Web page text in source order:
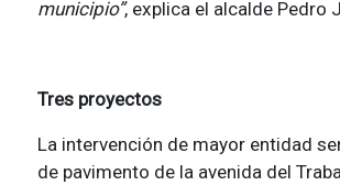
municipio”, explica el alcalde Pedro
Tres proyectos
La intervención de mayor entidad
de pavimento de la avenida del